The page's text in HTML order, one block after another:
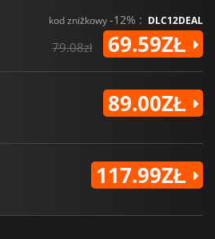
kod zniżkowy-12% : DLC12DEAL
79.08zł 69.59ZŁ
89.00ZŁ
117.99ZŁ